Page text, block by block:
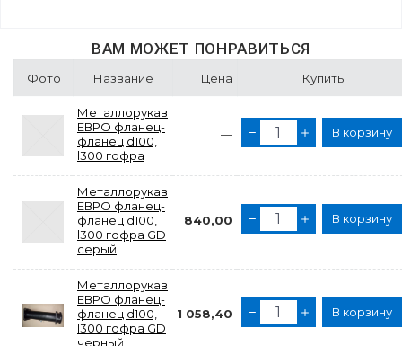
ВАМ МОЖЕТ ПОНРАВИТЬСЯ
Фото Название Цена Купить
Металлорукав
ЕВРО фланец-
фланец d100,
l300 гофра
— В корзину
Металлорукав
ЕВРО фланец-
фланец d100,
l300 гофра GD
серый
840,00 В корзину
Металлорукав
ЕВРО фланец-
фланец d100,
l300 гофра GD
черный
1 058,40 В корзину